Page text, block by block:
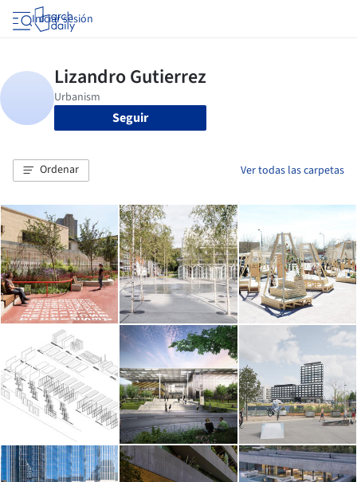
Iniciar sesión
Seguir
Ordenar Ver todas las carpetas